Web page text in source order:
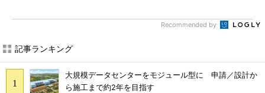
Recommended by
記事ランキング
大規模データセンターをモジュール型に 申請／設計か
ら施工まで約2年を目指す